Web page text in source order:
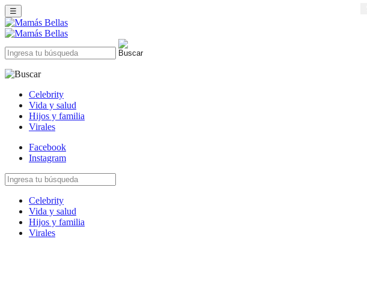
☰
Celebrity
Vida y salud
Hijos y familia
Virales
Facebook
Instagram
Celebrity
Vida y salud
Hijos y familia
Virales